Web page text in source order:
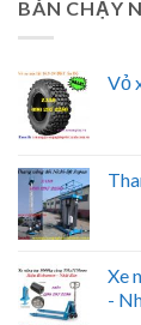
BÁN CHẠY
Vỏ
Xe
-